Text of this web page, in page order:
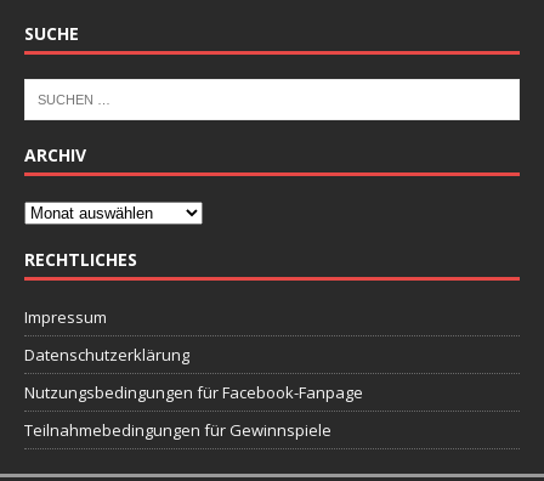
SUCHE
ARCHIV
RECHTLICHES
Impressum
Datenschutzerklärung
Nutzungsbedingungen für Facebook-Fanpage
Teilnahmebedingungen für Gewinnspiele